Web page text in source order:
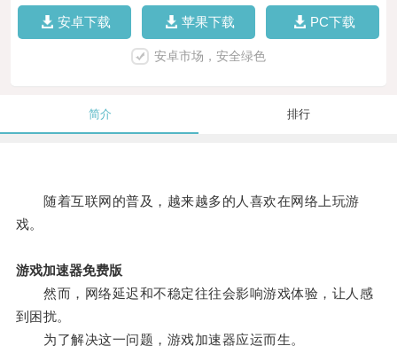
安卓下载 苹果下载 PC下载
安卓市场，安全绿色
简介 排行
随着互联网的普及，越来越多的人喜欢在网络上玩游
戏。
游戏加速器免费版
然而，网络延迟和不稳定往往会影响游戏体验，让人感
到困扰。
为了解决这一问题，游戏加速器应运而生。